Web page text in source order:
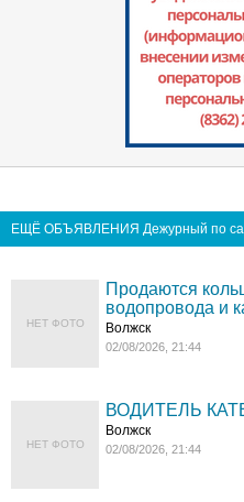
ЕЩЁ ОБЪЯВЛЕНИЯ Дежурный по
НЕТ ФОТО
Продаются
водопровода и
Волжск
02/08/2026, 21:44
НЕТ ФОТО
ВОДИТЕЛЬ
Волжск
02/08/2026, 21:44